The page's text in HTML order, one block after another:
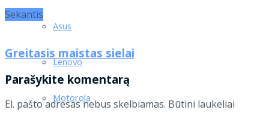
Asus
Lenovo
Motorola
Sekantis
Greitasis maistas sielai
Parašykite komentarą
El. pašto adresas nebus skelbiamas. Būtini laukeliai